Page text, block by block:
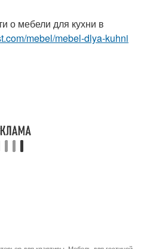
о мебели для кухни в
mebel/mebel-dlya-kuhni